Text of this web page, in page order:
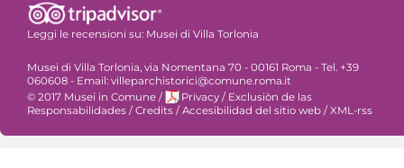
Leggi le recensioni su: Musei di Villa Torlonia
Musei di Villa Torlonia, via Nomentana 70 - 00161 Roma - Tel. +39
060608 - Email: villeparchistorici@comune.roma.it
© 2017 Musei in Comune / Privacy / Exclusiòn de las
Responsabilidades / Credits / Accesibilidad del sitio web / XML-rss